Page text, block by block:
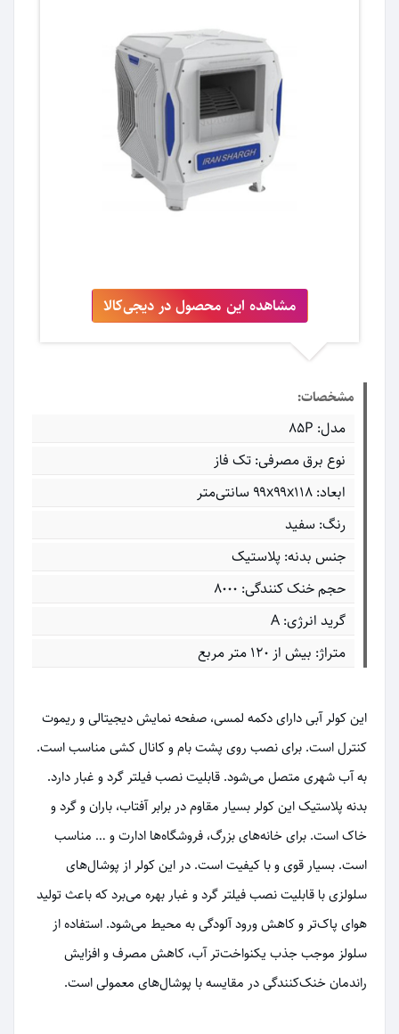
مشاهده این محصول در دیجی‌کالا
مشخصات:
مدل: 85P
نوع برق مصرفی: تک فاز
ابعاد: ۹۹x۹۹x۱۱۸ سانتی‌متر
رنگ: سفید
جنس بدنه: پلاستیک
حجم خنک کنندگی: 8000
گرید انرژی: A
متراژ: بیش از 120 متر مربع
این کولر آبی دارای دکمه لمسی، صفحه نمایش دیجیتالی و ریموت
کنترل است. برای نصب روی پشت بام و کانال کشی مناسب است.
به آب شهری متصل می‌شود. قابلیت نصب فیلتر گرد و غبار دارد.
بدنه پلاستیک این کولر بسیار مقاوم در برابر آفتاب، باران و گرد و
خاک است. برای خانه‌های بزرگ، فروشگاه‌ها ادارت و … مناسب
است. بسیار قوی و با کیفیت است. در این کولر از پوشال‌های
سلولزی با قابلیت نصب فیلتر گرد و غبار بهره می‌برد که باعث تولید
هوای پاک‌تر و کاهش ورود آلودگی به محیط می‌شود. استفاده از
سلولز موجب جذب یکنواخت‌تر آب، کاهش مصرف و افزایش
راندمان خنک‌کنندگی در مقایسه با پوشال‌های معمولی است.